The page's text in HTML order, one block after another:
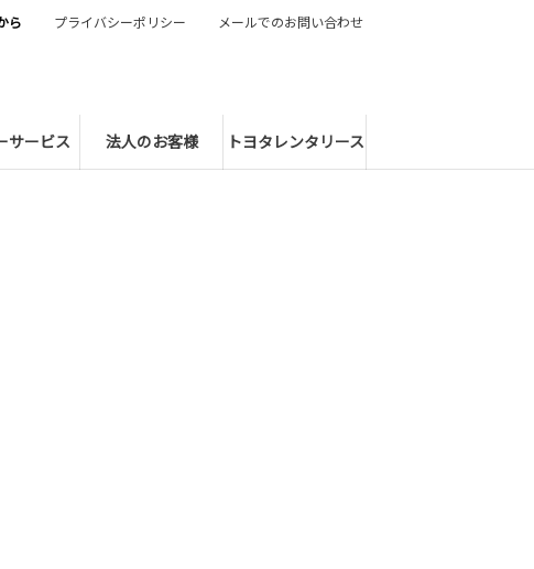
サービス 法人のお客様 トヨタレンタリース
ら プライバシーポリシー メールでのお問い合わせ